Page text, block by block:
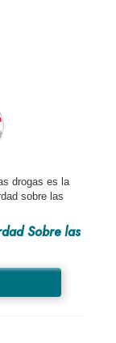
drogas es la
sobre las
Sobre las